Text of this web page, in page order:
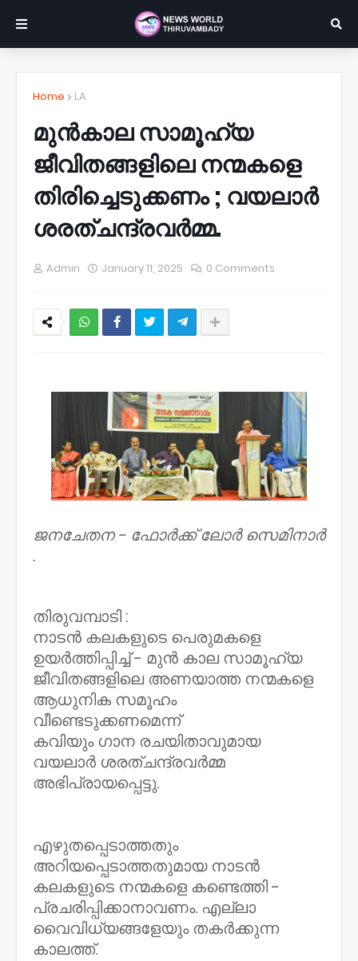
Home LA
മുൻകാല സാമൂഹ്യ
ജീവിതങ്ങളിലെ നന്മകളെ
തിരിച്ചെടുക്കണം ; വയലാർ
ശരത്ചന്ദ്രവർമ്മ.
Admin January 11, 2025 0 Comments
ജനചേതന - ഫോർക്ക് ലോർ സെമിനാർ
.
തിരുവമ്പാടി :
നാടൻ കലകളുടെ പെരുമകളെ
ഉയർത്തിപ്പിച്ച് - മുൻ കാല സാമൂഹ്യ
ജീവിതങ്ങളിലെ അണയാത്ത നന്മകളെ
ആധുനിക സമൂഹം
വീണ്ടെടുക്കണമെന്ന്
കവിയും ഗാന രചയിതാവുമായ
വയലാർ ശരത്ചന്ദ്രവർമ്മ
അഭിപ്രായപ്പെട്ടു.
എഴുതപ്പെടാത്തതും
അറിയപ്പെടാത്തതുമായ നാടൻ
കലകളുടെ നന്മകളെ കണ്ടെത്തി -
പ്രചരിപ്പിക്കാനാവണം. എല്ലാ
വൈവിധ്യങ്ങളേയും തകർക്കുന്ന
കാലത്ത്.